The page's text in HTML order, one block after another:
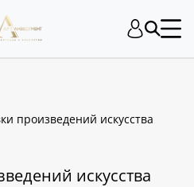
произведений искусства
искусства